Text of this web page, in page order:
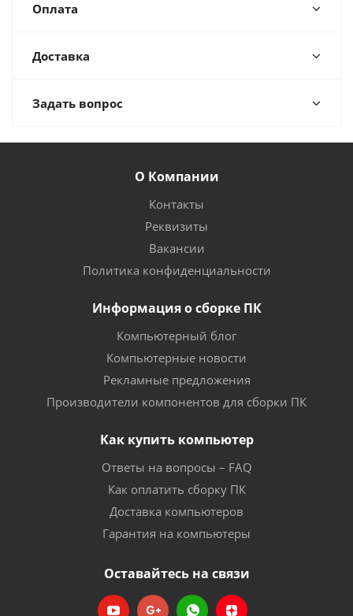
Оплата
Доставка
Задать вопрос
О Компании
Контакты
Реквизиты
Вакансии
Политика конфиденциальности
Информация о сборке ПК
Компьютерный блог
Компьютерные новости
Рекламные предложения
Производители компонентов для сборки ПК
Как купить компьютер
Ответы на вопросы – FAQ
Как оплатить сборку ПК
Доставка компьютеров
Гарантия на компьютеры
Оставайтесь на связи